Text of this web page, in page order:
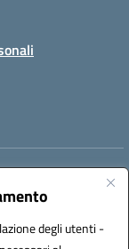
degli utenti -
Faiano (SA)